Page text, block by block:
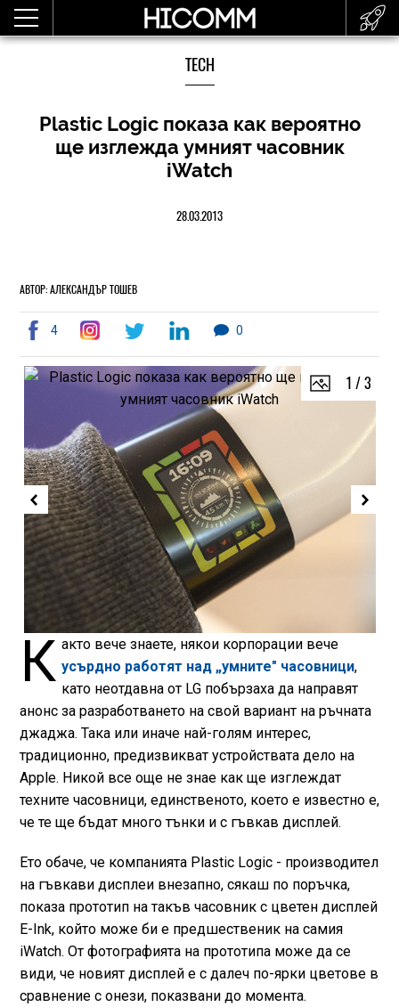
TECH
Plastic Logic показа как вероятно
ще изглежда умният часовник
iWatch
28.03.2013
АВТОР: АЛЕКСАНДЪР ТОШЕВ
4 0
1 /3
К акто вече знаете, някои корпорации вече
усърдно работят над „умните" часовници,
като неотдавна от LG побързаха да направят
анонс за разработването на свой вариант на ръчната
джаджа. Така или иначе най-голям интерес,
традиционно, предизвикват устройствата дело на
Apple. Никой все още не знае как ще изглеждат
техните часовници, единственото, което е известно е,
че те ще бъдат много тънки и с гъвкав дисплей.
Ето обаче, че компанията Plastic Logic - производител
на гъвкави дисплеи внезапно, сякаш по поръчка,
показа прототип на такъв часовник с цветен дисплей
E-Ink, който може би е предшественик на самия
iWatch. От фотографията на прототипа може да се
види, че новият дисплей е с далеч по-ярки цветове в
сравнение с онези, показвани до момента.